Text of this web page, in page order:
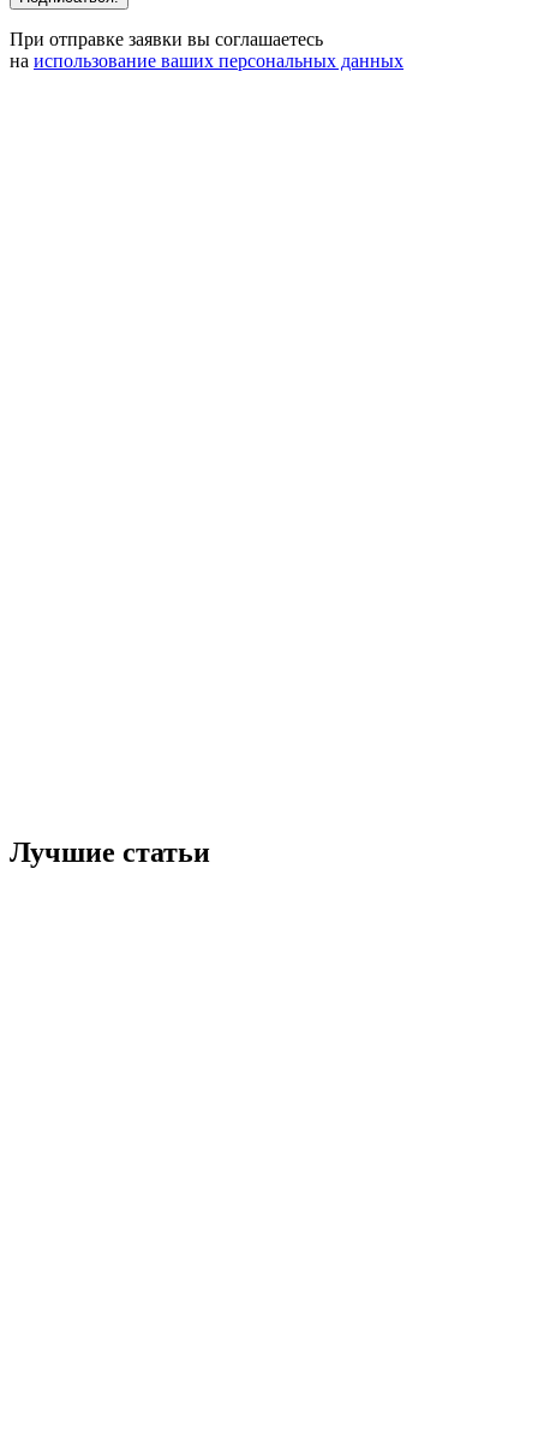
При отправке заявки вы соглашаетесь
на использование ваших персональных данных
Лучшие статьи